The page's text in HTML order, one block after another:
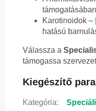
támogatásában
Karotinoidok –
hatású
Válassza a
támogassa
Kiegészítő
Kategória: